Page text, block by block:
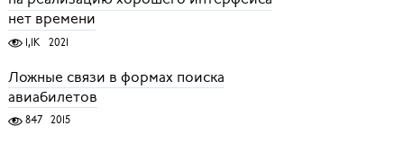
нет времени
1,1K 2021
Ложные связи в формах поиска
авиабилетов
847 2015